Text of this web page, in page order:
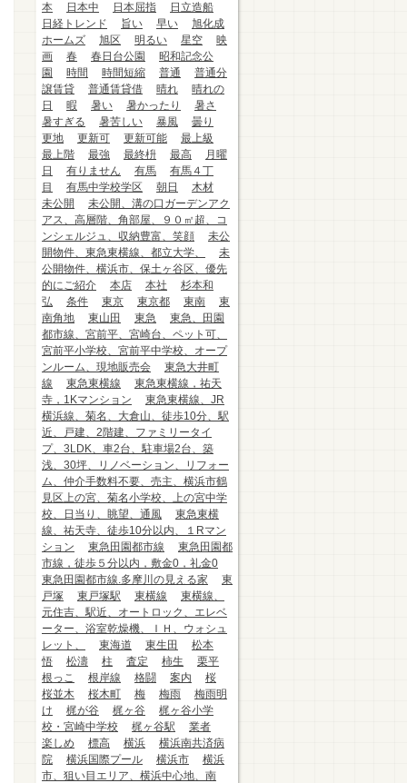
本
日本中 日本屈指
日立造船
日経トレンド
旨い 早い
旭化成
ホームズ
旭区 明るい 星空
映
画
春 春日台公園
昭和記念公
園
時間 時間短縮 普通
普通分
譲賃貸
普通賃貸借 晴れ
晴れの
日
暇 暑い 暑かったり
暑さ
暑すぎる
暑苦しい 暴風
曇り
更地
更新可 更新可能
最上級
最上階
最強 最終枡 最高
月曜
日
有りません 有馬
有馬４丁
目
有馬中学校学区 朝日
木材
未公開
未公開、溝の口ガーデンアク
アス、高層階、角部屋、９０㎡超、コ
ンシェルジュ、収納豊富、笑顔
未公
開物件、東急東横線、都立大学、
未
公開物件、横浜市、保土ヶ谷区、優先
的にご紹介
本店 本社
杉本和
弘
条件 東京 東京都 東南
東
南角地
東山田 東急
東急、田園
都市線、宮前平、宮崎台、ペット可、
宮前平小学校、宮前平中学校、オープ
ンルーム、現地販売会
東急大井町
線
東急東横線
東急東横線，祐天
寺，1Kマンション
東急東横線、JR
横浜線、菊名、大倉山、徒歩10分、駅
近、戸建、2階建、ファミリータイ
プ、3LDK、車2台、駐車場2台、築
浅、30坪、リノベーション、リフォー
ム、仲介手数料不要、売主、横浜市鶴
見区上の宮、菊名小学校、上の宮中学
校、日当り、眺望、通風
東急東横
線、祐天寺、徒歩10分以内、１Rマン
ション
東急田園都市線
東急田園都
市線，徒歩５分以内，敷金0，礼金0
東急田園都市線.多摩川の見える家
東
戸塚
東戸塚駅 東横線
東横線、
元住吉、駅近、オートロック、エレベ
ーター、浴室乾燥機、ＩＨ、ウォシュ
レット、
東海道 東生田
松本
悟
松濤 柱 査定 柿生
栗平
根っこ
根岸線 格闘 案内
桜
桜並木
桜木町 梅 梅雨
梅雨明
け
梶が谷 梶ヶ谷
梶ヶ谷小学
校・宮崎中学校
梶ヶ谷駅
業者
楽しめ
標高 横浜
横浜南共済病
院
横浜国際プール 横浜市
横浜
市、狙い目エリア、横浜中心地、南